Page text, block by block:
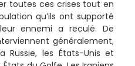
toutes ces crises tout en
qu’ils ont supporté
ennemi a reculé. De
généralement,
les États-Unis et